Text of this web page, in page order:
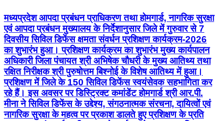
रक्षित निरीक्षक श्री पुरुषोत्तम बिश्नोई के विशेष आतिथ्य में हुआ।
प्रशिक्षण में जिले के 150 सिविल डिफेंस स्वयंसेवक सहभागिता कर
रहे हैं। इस अवसर पर डिस्ट्रिक्ट कमांडेंट होमगार्ड श्री आर.पी.
मीना ने सिविल डिफेंस के उद्देश्य, संगठनात्मक संरचना, दायित्वों एवं
नागरिक सुरक्षा के महत्व पर प्रकाश डालते हुए प्रशिक्षण के प्रति
अनुशासन एवं समर्पण की भावना से कार्य करने का आह्वान किया।
प्रशिक्षण के प्रथम सत्र में एसडीईआरएफ इंदौर के कंपनी कमांडर
श्री अश्विन चौधरी ने प्रतिभागियों को आपदा एवं उसके विभिन्न
प्रकार, आपदा प्रबंधन की अवधारणा, आपदा प्रबंधन में सिविल
डिफेंस की भूमिका तथा आपदा की स्थिति में स्वयंसेवकों के कर्तव्यों